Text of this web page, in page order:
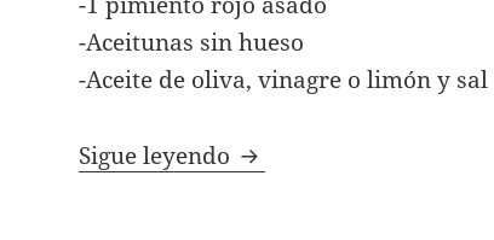
-Aceitunas sin hueso
-Aceite de oliva, vinagre o limón y sal
Sigue leyendo Ensalada de coliflor